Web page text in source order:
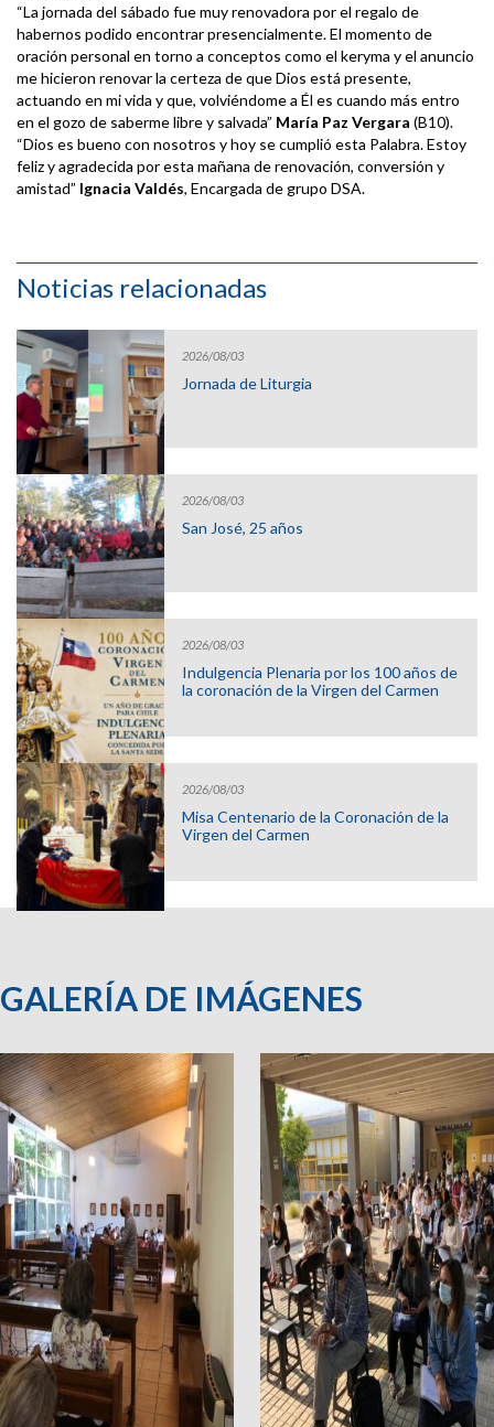
“La jornada del sábado fue muy renovadora por el regalo de
habernos podido encontrar presencialmente. El momento de
oración personal en torno a conceptos como el keryma y el anuncio
me hicieron renovar la certeza de que Dios está presente,
actuando en mi vida y que, volviéndome a Él es cuando más entro
en el gozo de saberme libre y salvada” María Paz Vergara (B10).
“Dios es bueno con nosotros y hoy se cumplió esta Palabra. Estoy
feliz y agradecida por esta mañana de renovación, conversión y
amistad” Ignacia Valdés, Encargada de grupo DSA.
Noticias relacionadas
2026/08/03
Jornada de Liturgia
2026/08/03
San José, 25 años
2026/08/03
Indulgencia Plenaria por los 100 años de
la coronación de la Virgen del Carmen
2026/08/03
Misa Centenario de la Coronación de la
Virgen del Carmen
GALERÍA DE IMÁGENES